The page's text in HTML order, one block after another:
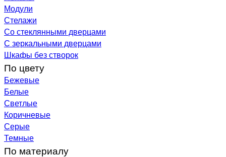
Модули
Стелажи
Со стеклянными дверцами
С зеркальными дверцами
Шкафы без створок
По цвету
Бежевые
Белые
Светлые
Коричневые
Серые
Темные
По материалу